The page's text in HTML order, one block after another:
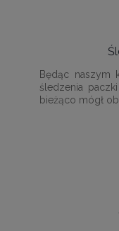
Będąc naszym
śledzenia
bieżąco mógł